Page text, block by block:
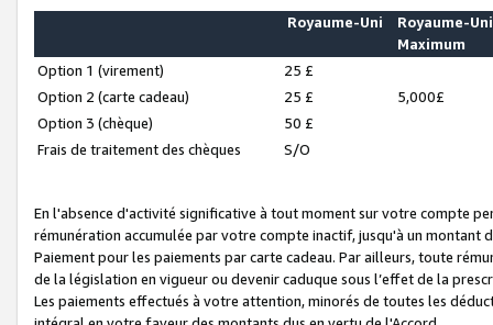
Royaume-Uni
Royaume-Uni
Maximum
Option 1 (virement)
25 £
Option 2 (carte cadeau)
25 £
5,000£
Option 3 (chèque)
50 £
Frais de traitement des chèques
S/O
En l'absence d'activité significative à tout moment sur votre compte
rémunération accumulée par votre compte inactif, jusqu'à un montant
Paiement pour les paiements par carte cadeau. Par ailleurs, toute
de la législation en vigueur ou devenir caduque sous l’effet de la
Les paiements effectués à votre attention, minorés de toutes les